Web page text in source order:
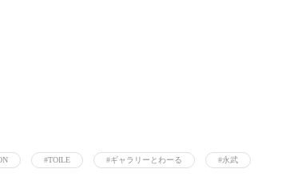
#TOILE #ギャラリーとわーる #永武